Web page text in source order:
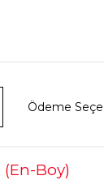
Ödeme
(En-Boy)